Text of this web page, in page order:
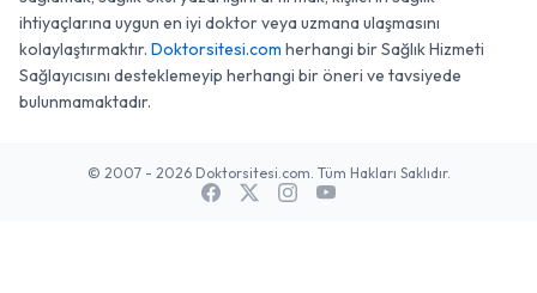
ihtiyaçlarına uygun en iyi doktor veya uzmana ulaşmasını
kolaylaştırmaktır. Doktorsitesi.com herhangi bir Sağlık Hizmeti
Sağlayıcısını desteklemeyip herhangi bir öneri ve tavsiyede
bulunmamaktadır.
© 2007 - 2026 Doktorsitesi.com. Tüm Hakları Saklıdır.